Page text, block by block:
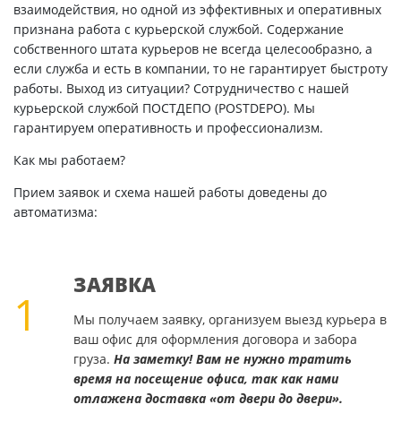
взаимодействия, но одной из эффективных и оперативных
признана работа с курьерской службой. Содержание
собственного штата курьеров не всегда целесообразно, а
если служба и есть в компании, то не гарантирует быстроту
работы. Выход из ситуации? Сотрудничество с нашей
курьерской службой ПОСТДЕПО (POSTDEPO). Мы
гарантируем оперативность и профессионализм.
Как мы работаем?
Прием заявок и схема нашей работы доведены до
автоматизма:
1
ЗАЯВКА
Мы получаем заявку, организуем выезд курьера в
ваш офис для оформления договора и забора
груза. На заметку! Вам не нужно тратить
время на посещение офиса, так как нами
отлажена доставка «от двери до двери».